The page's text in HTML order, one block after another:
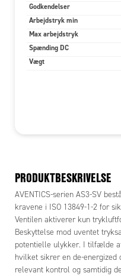
Godkendelser
Arbejdstryk min
Max arbejdstryk
Spænding DC
Vægt
PRODUKTBESKRIVELSE
AVENTICS-serien AS3-SV
kravene i ISO 13849-1-2 for
Ventilen aktiverer kun
Beskyttelse mod uventet
potentielle ulykker. I tilfælde
hvilket sikrer en de-energized
relevant kontrol og samtidig